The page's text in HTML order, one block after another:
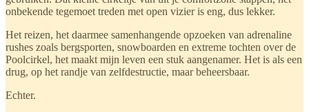
onbekende tegemoet treden met open vizier is eng, dus lekker.
Het reizen, het daarmee samenhangende opzoeken van adrenaline
rushes zoals bergsporten, snowboarden en extreme tochten over de
Poolcirkel, het maakt mijn leven een stuk aangenamer. Het is als een
drug, op het randje van zelfdestructie, maar beheersbaar.
Echter.